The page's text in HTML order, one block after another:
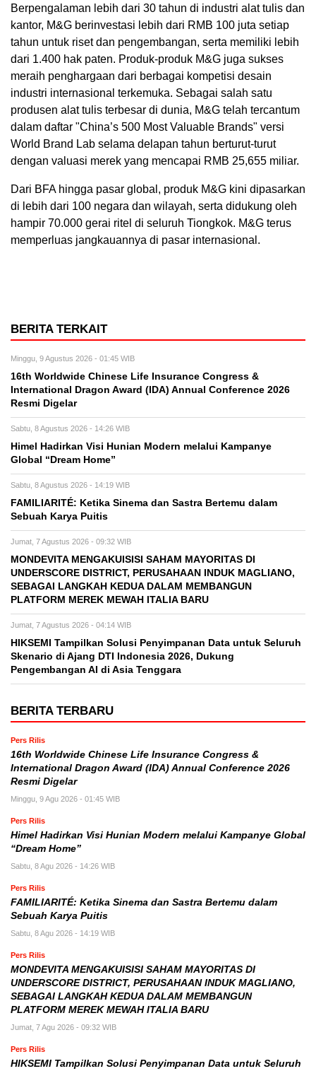
Berpengalaman lebih dari 30 tahun di industri alat tulis dan
kantor, M&G berinvestasi lebih dari RMB 100 juta setiap
tahun untuk riset dan pengembangan, serta memiliki lebih
dari 1.400 hak paten. Produk-produk M&G juga sukses
meraih penghargaan dari berbagai kompetisi desain
industri internasional terkemuka. Sebagai salah satu
produsen alat tulis terbesar di dunia, M&G telah tercantum
dalam daftar "China’s 500 Most Valuable Brands" versi
World Brand Lab selama delapan tahun berturut-turut
dengan valuasi merek yang mencapai RMB 25,655 miliar.
Dari BFA hingga pasar global, produk M&G kini dipasarkan
di lebih dari 100 negara dan wilayah, serta didukung oleh
hampir 70.000 gerai ritel di seluruh Tiongkok. M&G terus
memperluas jangkauannya di pasar internasional.
BERITA TERKAIT
Minggu, 9 Agustus 2026 - 01:45 WIB
16th Worldwide Chinese Life Insurance Congress &
International Dragon Award (IDA) Annual Conference 2026
Resmi Digelar
Sabtu, 8 Agustus 2026 - 14:26 WIB
Himel Hadirkan Visi Hunian Modern melalui Kampanye
Global “Dream Home”
Sabtu, 8 Agustus 2026 - 14:19 WIB
FAMILIARITÉ: Ketika Sinema dan Sastra Bertemu dalam
Sebuah Karya Puitis
Jumat, 7 Agustus 2026 - 09:32 WIB
MONDEVITA MENGAKUISISI SAHAM MAYORITAS DI
UNDERSCORE DISTRICT, PERUSAHAAN INDUK MAGLIANO,
SEBAGAI LANGKAH KEDUA DALAM MEMBANGUN
PLATFORM MEREK MEWAH ITALIA BARU
Jumat, 7 Agustus 2026 - 04:14 WIB
HIKSEMI Tampilkan Solusi Penyimpanan Data untuk Seluruh
Skenario di Ajang DTI Indonesia 2026, Dukung
Pengembangan AI di Asia Tenggara
BERITA TERBARU
Pers Rilis
16th Worldwide Chinese Life Insurance Congress &
International Dragon Award (IDA) Annual Conference 2026
Resmi Digelar
Minggu, 9 Agu 2026 - 01:45 WIB
Pers Rilis
Himel Hadirkan Visi Hunian Modern melalui Kampanye Global
“Dream Home”
Sabtu, 8 Agu 2026 - 14:26 WIB
Pers Rilis
FAMILIARITÉ: Ketika Sinema dan Sastra Bertemu dalam
Sebuah Karya Puitis
Sabtu, 8 Agu 2026 - 14:19 WIB
Pers Rilis
MONDEVITA MENGAKUISISI SAHAM MAYORITAS DI
UNDERSCORE DISTRICT, PERUSAHAAN INDUK MAGLIANO,
SEBAGAI LANGKAH KEDUA DALAM MEMBANGUN
PLATFORM MEREK MEWAH ITALIA BARU
Jumat, 7 Agu 2026 - 09:32 WIB
Pers Rilis
HIKSEMI Tampilkan Solusi Penyimpanan Data untuk Seluruh